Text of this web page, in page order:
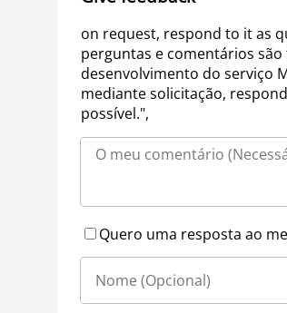
on request, respond to it as
perguntas e comentários
desenvolvimento do serviço
mediante solicitação,
possível.",
Quero uma resposta ao